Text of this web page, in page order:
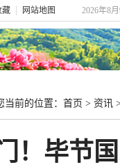
藏 网站地图 2026年8
当前的位置： 首页 > 资讯 >
！毕节